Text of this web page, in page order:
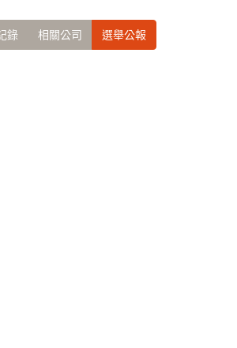
錄 相關公司 選舉公報